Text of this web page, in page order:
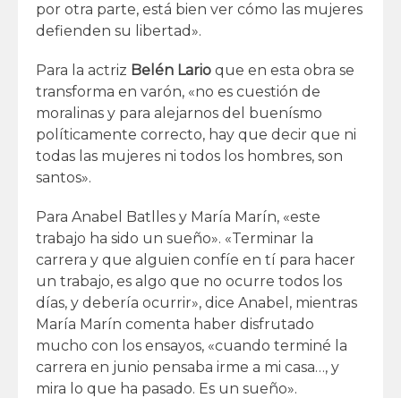
por otra parte, está bien ver cómo las mujeres
defienden su libertad».
Para la actriz Belén Lario que en esta obra se
transforma en varón, «no es cuestión de
moralinas y para alejarnos del buenísmo
políticamente correcto, hay que decir que ni
todas las mujeres ni todos los hombres, son
santos».
Para Anabel Batlles y María Marín, «este
trabajo ha sido un sueño». «Terminar la
carrera y que alguien confíe en tí para hacer
un trabajo, es algo que no ocurre todos los
días, y debería ocurrir», dice Anabel, mientras
María Marín comenta haber disfrutado
mucho con los ensayos, «cuando terminé la
carrera en junio pensaba irme a mi casa…, y
mira lo que ha pasado. Es un sueño».